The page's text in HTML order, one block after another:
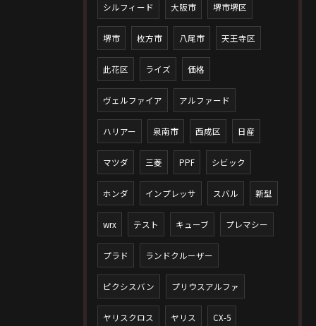
シルフィード 大阪市 堺市堺区
堺市 枚方市 八尾市 天王寺区
此花区 ライズ 価格
ヴェルファイア アルファード
ハリアー 泉南市 西成区 日産
マツダ 三菱 PPF シビック
ホンダ インプレッサ スバル 新型
wrx テスト キューブ プレマシー
プラド ランドクルーザー
ピクシスバン プリウスアルファ
ヤリスクロス ヤリス CX-5